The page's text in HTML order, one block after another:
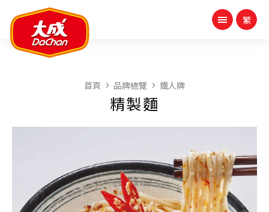
首頁 品牌總覽 鐵人牌
精製麵